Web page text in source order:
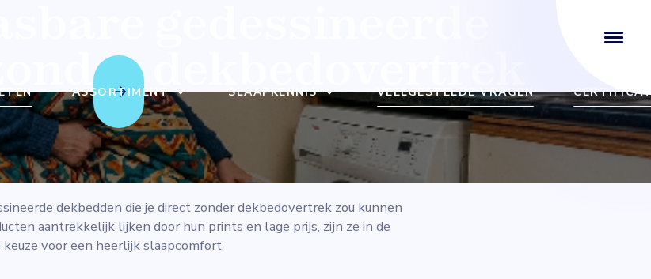
ASSORTIMENT SLAAPKENNIS VEELGESTELDE VRAGEN
dekbedovertrek
steeds vaker advertenties van merken zoals
Bedsure, Utopia Bedding,
dekbedden die je direct zonder dekbedovertrek zou kunnen
aantrekkelijk lijken door hun prints en lage prijs, zijn ze in de
voor een heerlijk slaapcomfort.